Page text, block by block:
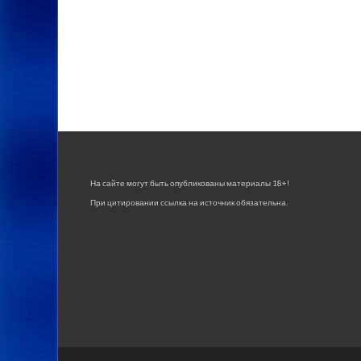
На сайте могут быть опубликованы материалы 18+!
При цитировании ссылка на источник обязательна.